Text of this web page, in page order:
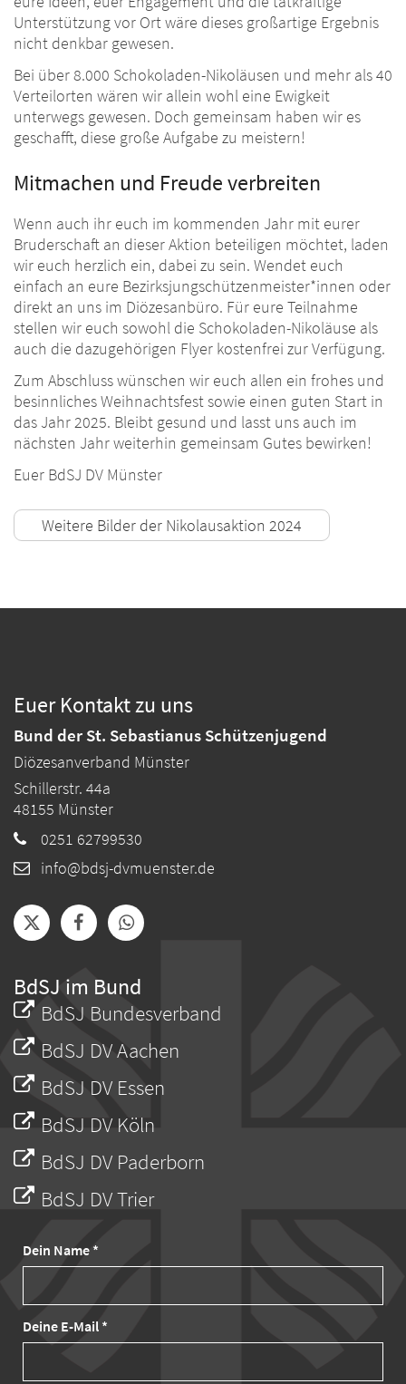
Unterstützung vor Ort wäre dieses großartige Ergebnis
nicht denkbar gewesen.
Bei über 8.000 Schokoladen-Nikoläusen und mehr als 40
Verteilorten wären wir allein wohl eine Ewigkeit
unterwegs gewesen. Doch gemeinsam haben wir es
geschafft, diese große Aufgabe zu meistern!
Mitmachen und Freude verbreiten
Wenn auch ihr euch im kommenden Jahr mit eurer
Bruderschaft an dieser Aktion beteiligen möchtet, laden
wir euch herzlich ein, dabei zu sein. Wendet euch
einfach an eure Bezirksjungschützenmeister*innen oder
direkt an uns im Diözesanbüro. Für eure Teilnahme
stellen wir euch sowohl die Schokoladen-Nikoläuse als
auch die dazugehörigen Flyer kostenfrei zur Verfügung.
Zum Abschluss wünschen wir euch allen ein frohes und
besinnliches Weihnachtsfest sowie einen guten Start in
das Jahr 2025. Bleibt gesund und lasst uns auch im
nächsten Jahr weiterhin gemeinsam Gutes bewirken!
Euer BdSJ DV Münster
Weitere Bilder der Nikolausaktion 2024
Euer Kontakt zu uns
Bund der St. Sebastianus Schützenjugend
Diözesanverband Münster
Schillerstr. 44a
48155 Münster
0251 62799530
info@bdsj-dvmuenster.de
BdSJ im Bund
BdSJ Bundesverband
BdSJ DV Aachen
BdSJ DV Essen
BdSJ DV Köln
BdSJ DV Paderborn
BdSJ DV Trier
Dein Name *
Deine E-Mail *